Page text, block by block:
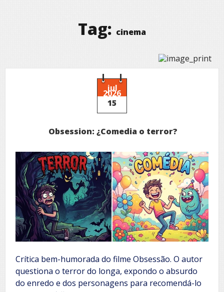
Tag: cinema
jul
2026
15
Obsession: ¿Comedia o terror?
Crítica bem-humorada do filme Obsessão. O autor
questiona o terror do longa, expondo o absurdo
do enredo e dos personagens para recomendá-lo